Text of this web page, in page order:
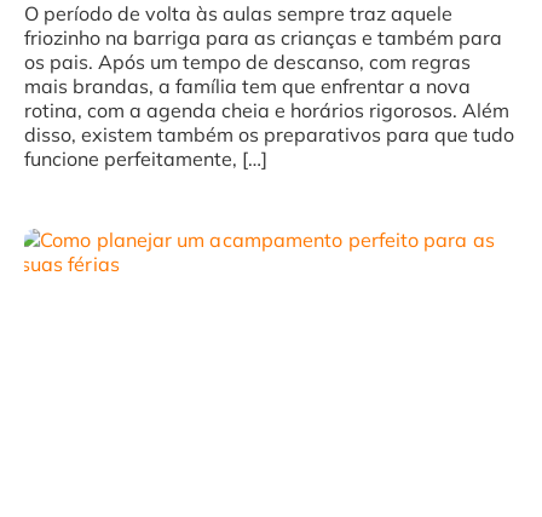
O período de volta às aulas sempre traz aquele
friozinho na barriga para as crianças e também para
os pais. Após um tempo de descanso, com regras
mais brandas, a família tem que enfrentar a nova
rotina, com a agenda cheia e horários rigorosos. Além
disso, existem também os preparativos para que tudo
funcione perfeitamente, […]